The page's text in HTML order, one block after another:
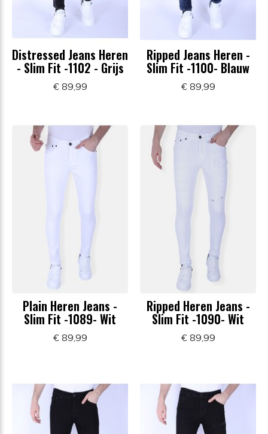
Distressed Jeans Heren
- Slim Fit -1102 - Grijs
€ 89,99
Ripped Jeans Heren -
Slim Fit -1100- Blauw
€ 89,99
Plain Heren Jeans -
Slim Fit -1089- Wit
€ 89,99
Ripped Heren Jeans -
Slim Fit -1090- Wit
€ 89,99